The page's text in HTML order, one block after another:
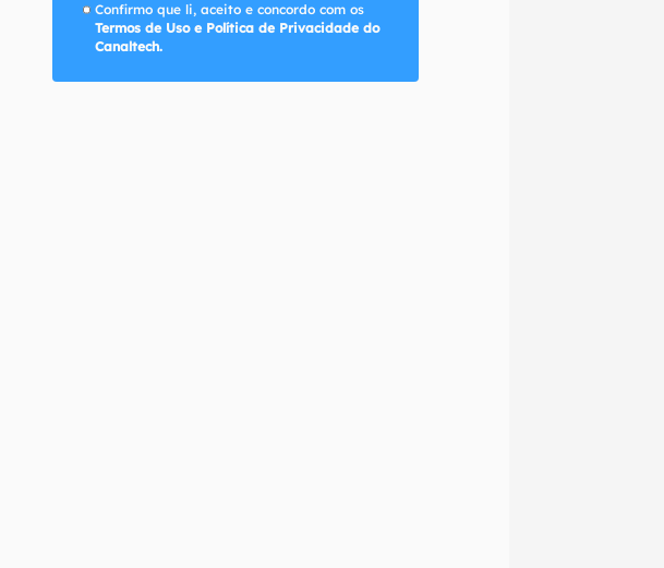
Confirmo que li, aceito e concordo com os
Termos de Uso e Política de Privacidade do
Canaltech.